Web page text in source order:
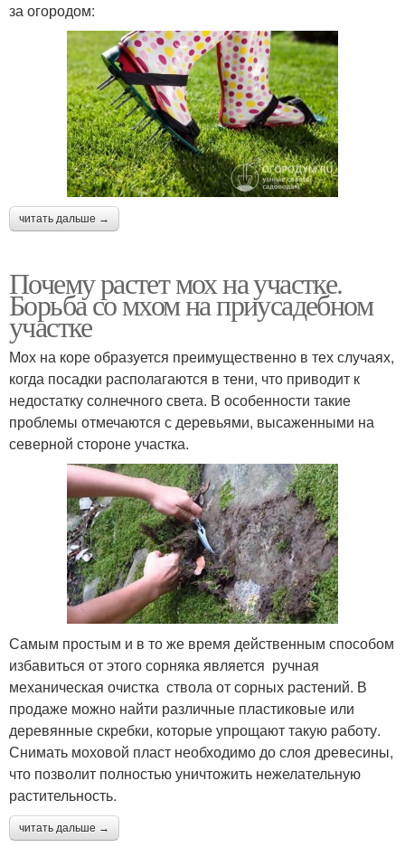
за огородом:
читать дальше →
Почему растет мох на участке.
Борьба со мхом на приусадебном
участке
Мох на коре образуется преимущественно в тех случаях,
когда посадки располагаются в тени, что приводит к
недостатку солнечного света. В особенности такие
проблемы отмечаются с деревьями, высаженными на
северной стороне участка.
Самым простым и в то же время действенным способом
избавиться от этого сорняка является ручная
механическая очистка ствола от сорных растений. В
продаже можно найти различные пластиковые или
деревянные скребки, которые упрощают такую работу.
Снимать моховой пласт необходимо до слоя древесины,
что позволит полностью уничтожить нежелательную
растительность.
читать дальше →